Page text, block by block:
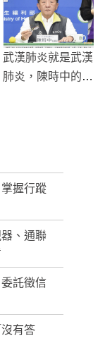
武漢肺炎就是武漢
肺炎，陳時中的回
握行蹤
、通聯
託徵信
有答